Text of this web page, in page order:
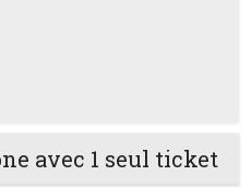
avec 1 seul ticket